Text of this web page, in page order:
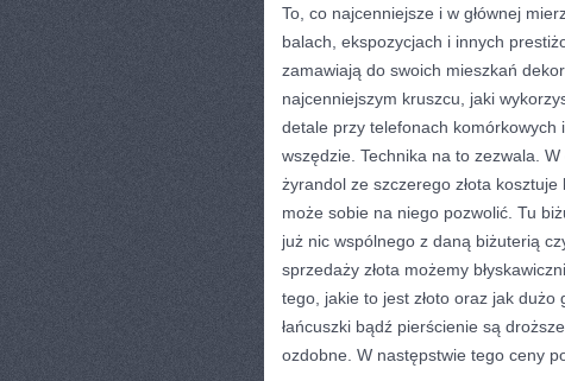
To, co najcenniejsze i w głównej
balach, ekspozycjach i innych
zamawiają do swoich mieszkań
najcenniejszym kruszcu, jaki
detale przy telefonach komórkowych
wszędzie. Technika na to zezwala.
żyrandol ze szczerego złota
może sobie na niego pozwolić. Tu
już nic wspólnego z daną biżuterią
sprzedaży złota możemy
tego, jakie to jest złoto oraz jak dużo
łańcuszki bądź pierścienie są
ozdobne. W następstwie tego ceny